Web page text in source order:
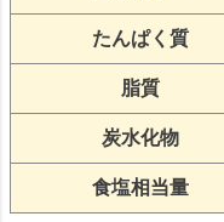
たんぱく質
脂質
炭水化物
食塩相当量